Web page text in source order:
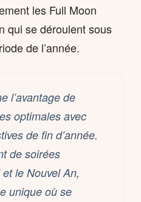
les Full Moon
qui se déroulent sous
de l’année.
l’avantage de
optimales avec
de fin d’année.
de soirées
le Nouvel An,
unique où se